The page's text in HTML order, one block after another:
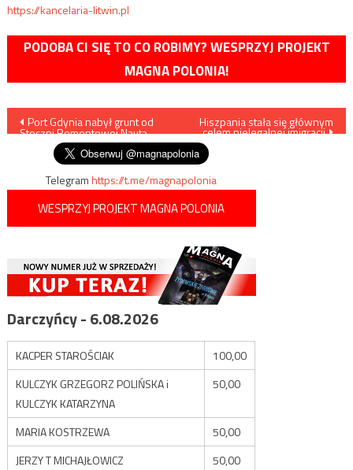
https://kancelaria-litwin.pl
PODOBA CI SIĘ TO CO ROBIMY? WESPRZYJ PROJEKT
MAGNA POLONIA!
Nawigacja
wpisu
Port Gdynia nabył grunt od
Stoczni Remontowej Nauta
Hiszpania stała się głównym
celem nielegalnej imigracji
Telegramhttps://t.me/magnapolonia
WESPRZYJ PROJEKT MAGNA POLONIA
Darczyńcy - 6.08.2026
KACPER STAROŚCIAK
100,00
KULCZYK GRZEGORZ POLIŃSKA i
KULCZYK KATARZYNA
50,00
MARIA KOSTRZEWA
50,00
JERZY T MICHAJŁOWICZ
50,00